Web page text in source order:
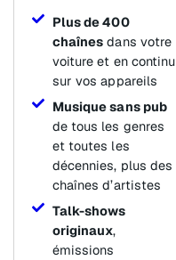
Plus de 400
chaînes dans votre
voiture et en continu
sur vos appareils
Musique sans pub
de tous les genres
et toutes les
décennies, plus des
chaînes d’artistes
Talk-shows
originaux,
émissions